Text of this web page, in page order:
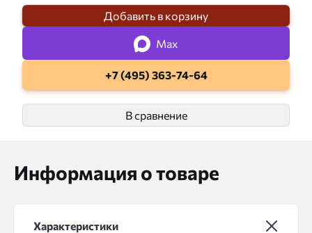
Добавить в корзину
Max
+7 (495) 363-74-64
В сравнение
Информация о товаре
Характеристики